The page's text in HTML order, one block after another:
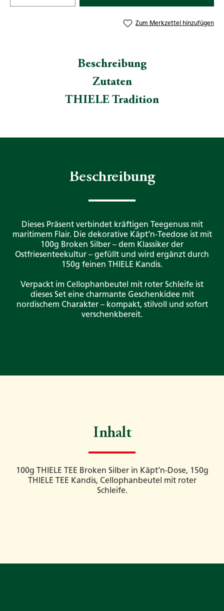
Zum Merkzettel hinzufügen
Beschreibung
Zutaten
THIELE Tradition
Beschreibung
Dieses Präsent verbindet kräftigen Teegenuss mit
maritimem Flair. Die dekorative Käpt’n-Teedose ist mit
100g Broken Silber – dem Klassiker der
Ostfriesenteekultur – gefüllt und wird ergänzt durch
150g feinen THIELE Kandis.
Verpackt im Cellophanbeutel mit roter Schleife ist
dieses Set eine charmante Geschenkidee mit
nordischem Charakter – kompakt, stilvoll und sofort
verschenkbereit.
Inhalt
100g THIELE TEE Broken Silber in Käpt’n-Dose, 150g
THIELE TEE Kandis, Cellophanbeutel mit roter
Schleife.